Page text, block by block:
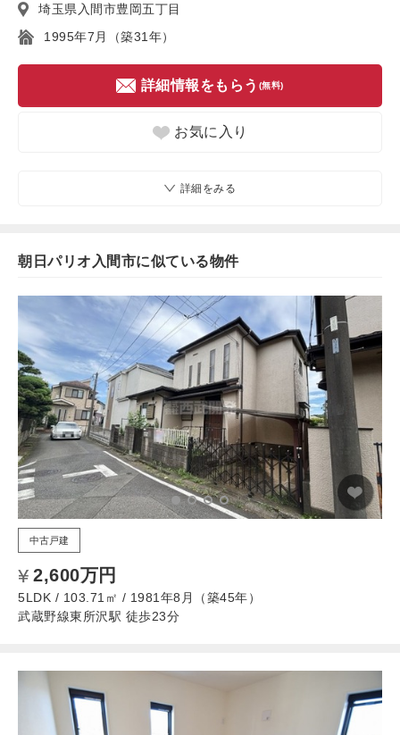
埼玉県入間市豊岡五丁目
1995年7月（築31年）
詳細情報をもらう (無料)
お気に入り
詳細をみる
朝日パリオ入間市に似ている物件
中古戸建
2,600万円
5LDK / 103.71㎡ / 1981年8月（築45年）
武蔵野線東所沢駅 徒歩23分